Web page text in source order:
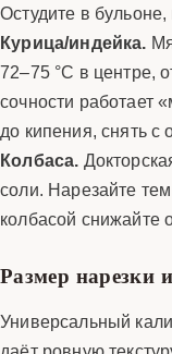
Остудите в
Курица/индейка.
72–75 °C в центре,
сочности работает
до кипения, снять с
Колбаса.
соли. Нарезайте
колбасой снижайте
Размер нарезки
Универсальный